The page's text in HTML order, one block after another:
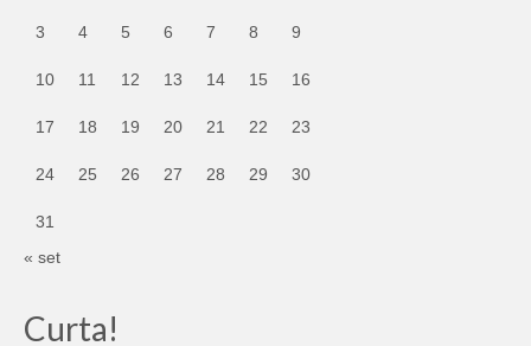
3 4 5 6 7 8 9
10 11 12 13 14 15 16
17 18 19 20 21 22 23
24 25 26 27 28 29 30
31
« set
Curta!